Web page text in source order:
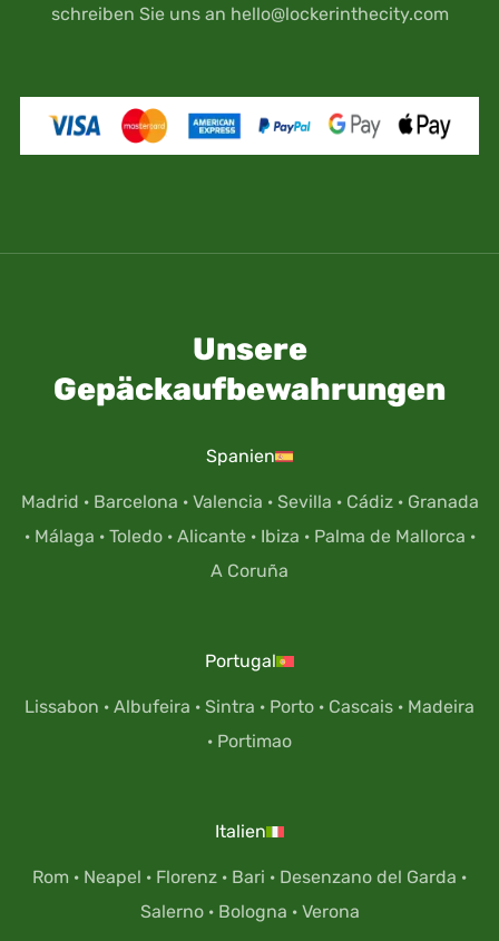
Bitte beachte, dass du deine Reise- und
aufbewahrst.
schreiben Sie uns an hello@lockerinthecity.com
Unsere
Gepäckaufbewahrungen
Spanien
Madrid · Barcelona · Valencia · Sevilla · Cádiz· Granada
· Málaga · Toledo· Alicante· Ibiza · Palma de Mallorca ·
A Coruña
Portugal
Lissabon · Albufeira · Sintra · Porto · Cascais · Madeira
· Portimao
Italien
Rom · Neapel · Florenz · Bari · Desenzano del Garda ·
Salerno· Bologna · Verona